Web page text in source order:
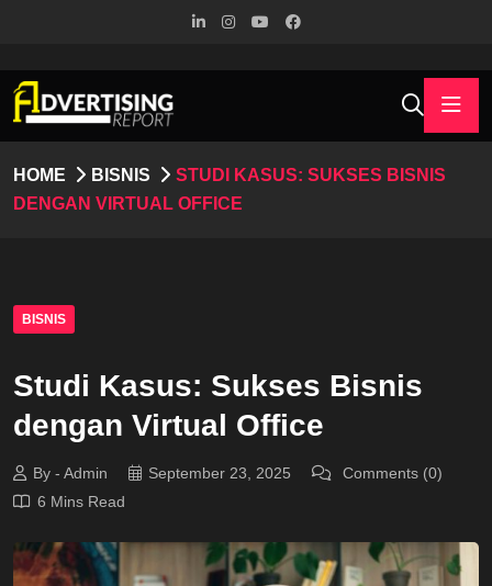
HOME BISNIS
STUDI KASUS: SUKSES BISNIS
DENGAN VIRTUAL OFFICE
BISNIS
Studi Kasus: Sukses Bisnis
dengan Virtual Office
By - Admin September 23, 2025
Comments (0)
6 Mins Read